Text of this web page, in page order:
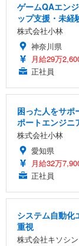
ゲームQAエン
ップ支援・未経
株式会社小林
神奈川県
月給29万
正社員
困った人をサポ
ポートエンジニ
株式会社小林
愛知県
月給32万
正社員
システム自動化
重視
株式会社キソシン